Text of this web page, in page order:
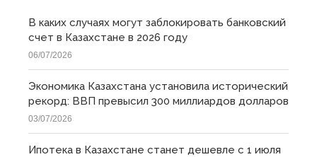
В каких случаях могут заблокировать банковский
счет в Казахстане в 2026 году
06/07/2026
Экономика Казахстана установила исторический
рекорд: ВВП превысил 300 миллиардов долларов
03/07/2026
Ипотека в Казахстане станет дешевле с 1 июля